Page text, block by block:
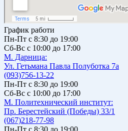
График работи
Пн-Пт с 8:30 до 19:00
Сб-Вс с 10:00 до 17:00
М. Дарницa:
Ул. Гетьмана Павла Полуботка 7а
(093)756-13-22
Пн-Пт с 8:30 до 19:00
Сб-Вс с 10:00 до 17:00
М. Политехнический институт:
Пр. Берестейский (Победы) 33/1
(067)218-77-98
Пн-Пт с 8:30 до 19:00